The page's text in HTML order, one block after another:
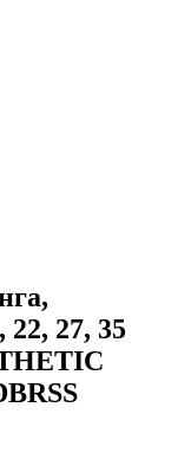
22, 27, 35